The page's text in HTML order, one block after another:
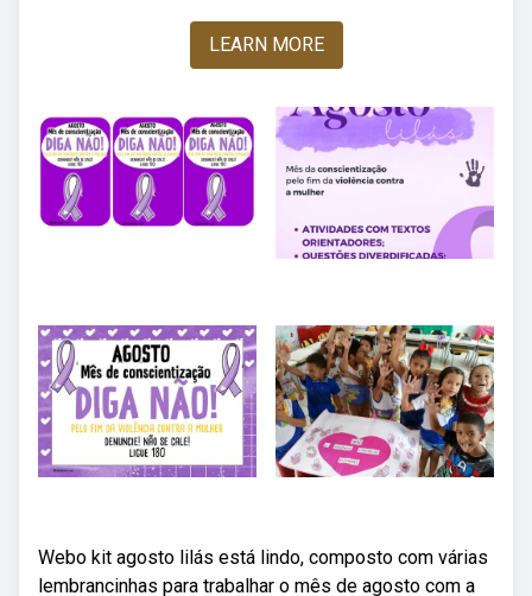
LEARN MORE
Webo kit agosto lilás está lindo, composto com várias
lembrancinhas para trabalhar o mês de agosto com a